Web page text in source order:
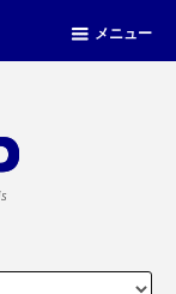
メニュー